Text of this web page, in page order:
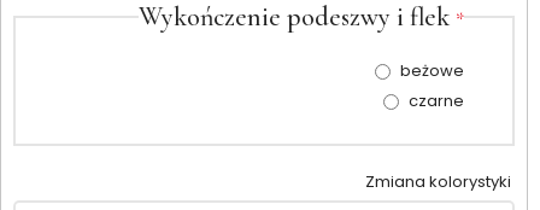
Wykończenie podeszwy i flek *
beżowe
czarne
Zmiana kolorystyki